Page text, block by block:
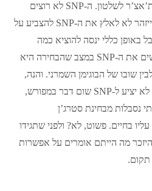
ב-1979, זה הביא את מרגרט ת’אצ’ר לשלטון. ה-SNP לא רוצים
לחזור על זה. סטארמר, מצדו, ייזהר לא לאלץ את ה-SNP להצביע על
כללי ינסה להוציא כמה
שיותר ממצע הבחירות שלו וישים את ה-SNP במצב שהבחירה היא
שובו של הבוגימן השמרני. והנה,
פתרנו את הפלונטר: סטארמר לא יציע ל-SNP שום דבר במפורש,
נסבלות מבחינת סטרג’ן
בחיים. פשוט, לא? ולפני שתגידו
מה הייתם אומרים על אפשרות